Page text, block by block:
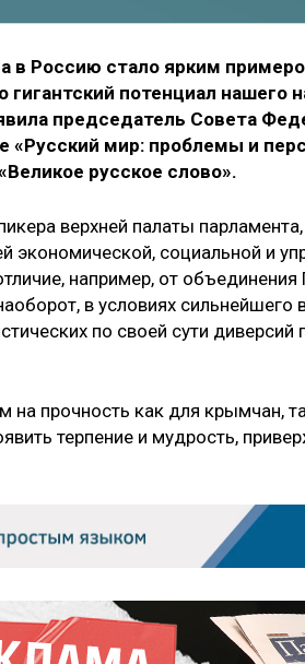
в Россию стало ярким
гигантский потенциал
председатель Совета
мир: проблемы и
русское слово».
верхней палаты
экономической, социальной и
например, от
в условиях сильнейшего
по своей сути диверсий
на прочность как для крымчан,
терпение и мудрость,